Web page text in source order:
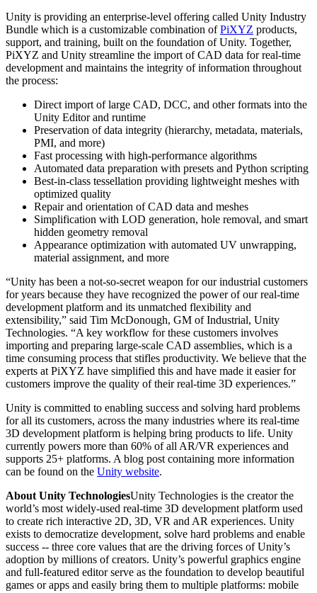
Vereinfachte Entwicklung von Multiplayer-Spielen
Unity is providing an enterprise-level offering called Unity Industry
Bundle which is a customizable combination ofPiXYZ products,
support, and training, built on the foundation of Unity. Together,
PiXYZ and Unity streamline the import of CAD data for real-time
development and maintains the integrity of information throughout
the process:
Direct import of large CAD, DCC, and other formats into the
Unity Editor and runtime
Preservation of data integrity (hierarchy, metadata, materials,
PMI, and more)
Fast processing with high-performance algorithms
Automated data preparation with presets and Python scripting
Best-in-class tessellation providing lightweight meshes with
optimized quality
Repair and orientation of CAD data and meshes
Simplification with LOD generation, hole removal, and smart
hidden geometry removal
Appearance optimization with automated UV unwrapping,
material assignment, and more
“Unity has been a not-so-secret weapon for our industrial customers
for years because they have recognized the power of our real-time
development platform and its unmatched flexibility and
extensibility,” said Tim McDonough, GM of Industrial, Unity
Technologies. “A key workflow for these customers involves
importing and preparing large-scale CAD assemblies, which is a
time consuming process that stifles productivity. We believe that the
experts at PiXYZ have simplified this and have made it easier for
customers improve the quality of their real-time 3D experiences.”
Unity is committed to enabling success and solving hard problems
for all its customers, across the many industries where its real-time
3D development platform is helping bring products to life. Unity
currently powers more than 60% of all AR/VR experiences and
supports 25+ platforms. A blog post containing more information
can be found on the Unity website.
About Unity TechnologiesUnity Technologies is the creator the
world’s most widely-used real-time 3D development platform used
to create rich interactive 2D, 3D, VR and AR experiences. Unity
exists to democratize development, solve hard problems and enable
success -- three core values that are the driving forces of Unity’s
adoption by millions of creators. Unity’s powerful graphics engine
and full-featured editor serve as the foundation to develop beautiful
games or apps and easily bring them to multiple platforms: mobile